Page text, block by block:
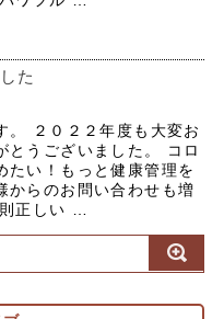
た
。 ２０２２年度も大変お
とうございました。 コロ
たい！もっと健康管理を
からのお問い合わせも増
正しい …